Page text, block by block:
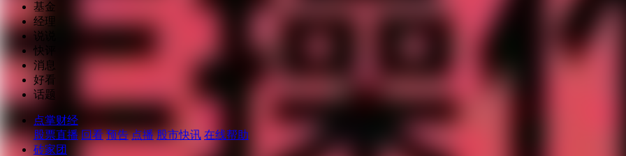
基金
经理
说说
快评
消息
好看
话题
点掌财经
股票直播 回看 预告 点播 股市快讯 在线帮助
砖家团